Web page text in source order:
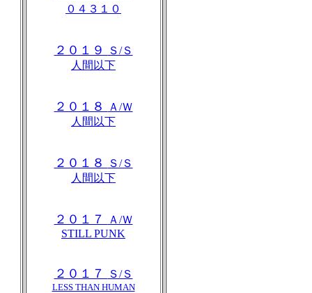
０４３１０
２０１９
Ｓ/Ｓ
人間以下
２０１８
Ａ/Ｗ
人間以下
２０１８
Ｓ/Ｓ
人間以下
２０１７
Ａ/Ｗ
STILL PUNK
２０１７ Ｓ/Ｓ
LESS THAN HUMAN